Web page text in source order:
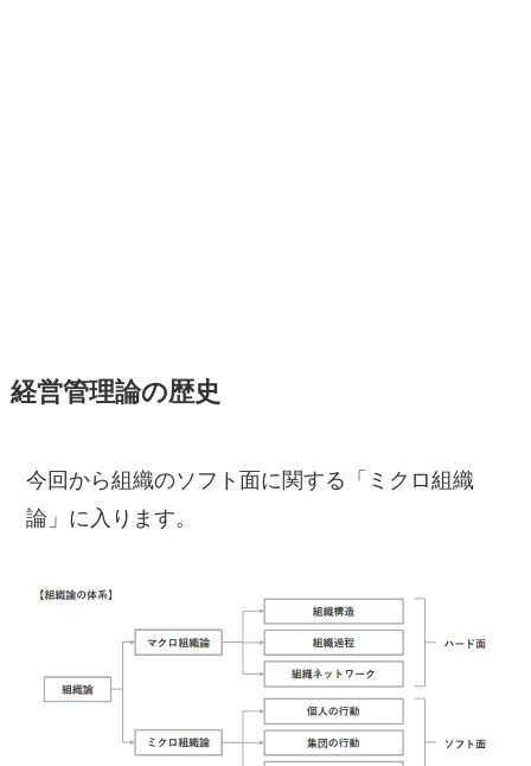
経営管理論の歴史
今回から組織のソフト面に関する「ミクロ組織
論」に入ります。